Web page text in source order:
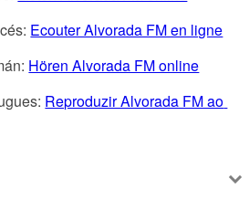
Ecouter Alvorada FM en ligne
Hören Alvorada FM online
Reproduzir Alvorada FM ao